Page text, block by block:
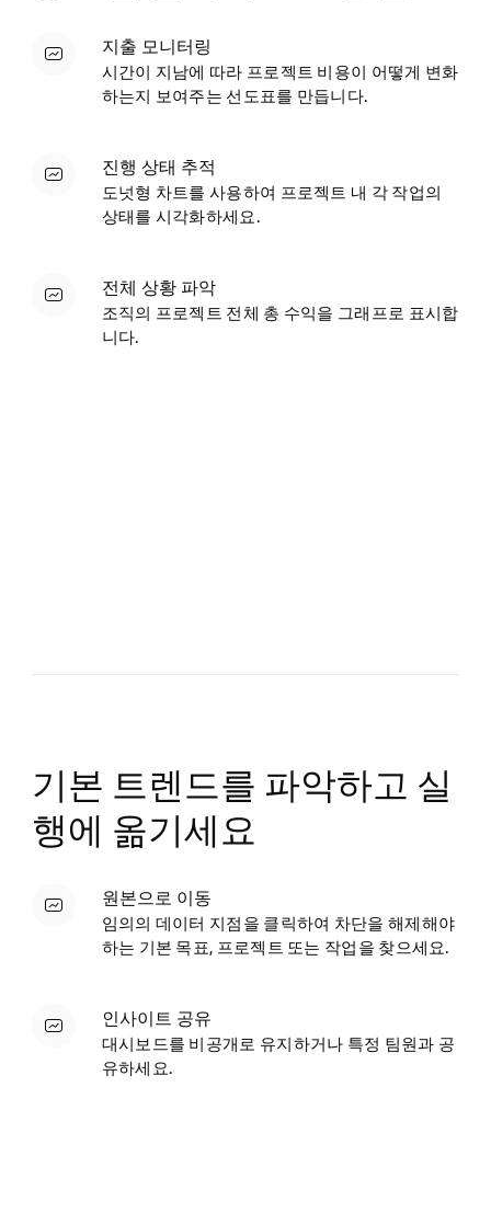
지출 모니터링
시간이 지남에 따라 프로젝트 비용이 어떻게 변화
하는지 보여주는 선도표를 만듭니다.
진행 상태 추적
도넛형 차트를 사용하여 프로젝트 내 각 작업의
상태를 시각화하세요.
전체 상황 파악
조직의 프로젝트 전체 총 수익을 그래프로 표시합
니다.
기본 트렌드를 파악하고 실
행에 옮기세요
원본으로 이동
임의의 데이터 지점을 클릭하여 차단을 해제해야
하는 기본 목표, 프로젝트 또는 작업을 찾으세요.
인사이트 공유
대시보드를 비공개로 유지하거나 특정 팀원과 공
유하세요.